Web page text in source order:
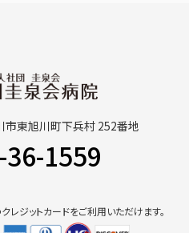
東旭川町下兵村 252番地
1559
ジットカードをご利用いただけます。